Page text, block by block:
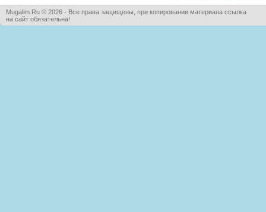
Mugalim.Ru © 2026 - Все права защищены, при копировании материала ссылка
на сайт обязательна!